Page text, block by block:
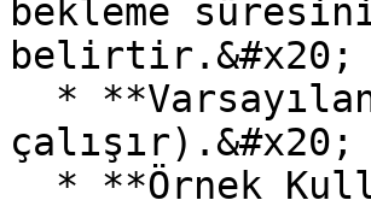
bekleme
belirtir.&#x20;
çalışır).&#x20;